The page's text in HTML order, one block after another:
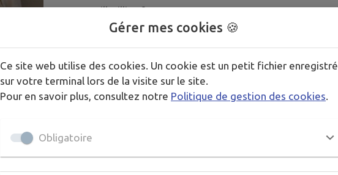
ccas@ville-illies.fr
logements@ville-illies.fr
Gérer mes cookies 🍪
Ce site web utilise des cookies. Un cookie est un petit fichier enregistré
sur votre terminal lors de la visite sur le site.
Pour en savoir plus, consultez notre Politique de gestion des cookies
Obligatoire